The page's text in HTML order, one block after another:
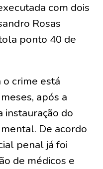
com dois
Rosas
ponto 40 de
crime está
após a
instauração do
De acordo
penal já foi
de médicos e